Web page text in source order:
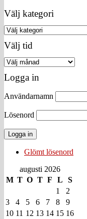
Välj kategori
Välj
Välj tid
Välj
Logga in
Användarnamn
Lösenord
Glömt lösenord
augusti 2026
M T O T F L
S
1
2
3
4 5 6 7 8
9
10 11 12 13 14 15 16